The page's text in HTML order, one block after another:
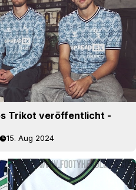
Trikot veröffentlicht -
15. Aug 2024